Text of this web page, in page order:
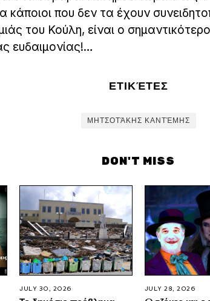
κάποιοι που δεν τα έχουν
του Κούλη, είναι ο
ευδαιμονίας!…
ΕΤΙΚΈΤΕΣ
ΜΗΤΣΟΤΆΚΗΣ ΚΑΝΤΈΜΗΣ
DON'T MISS
JULY 30, 2026 JULY 28, 2026